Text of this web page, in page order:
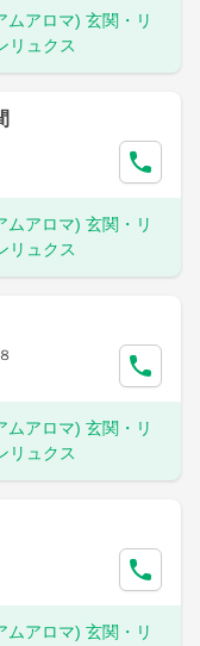
アロマ) 玄関・リ
リュクス
アロマ) 玄関・リ
リュクス
アロマ) 玄関・リ
リュクス
アロマ) 玄関・リ